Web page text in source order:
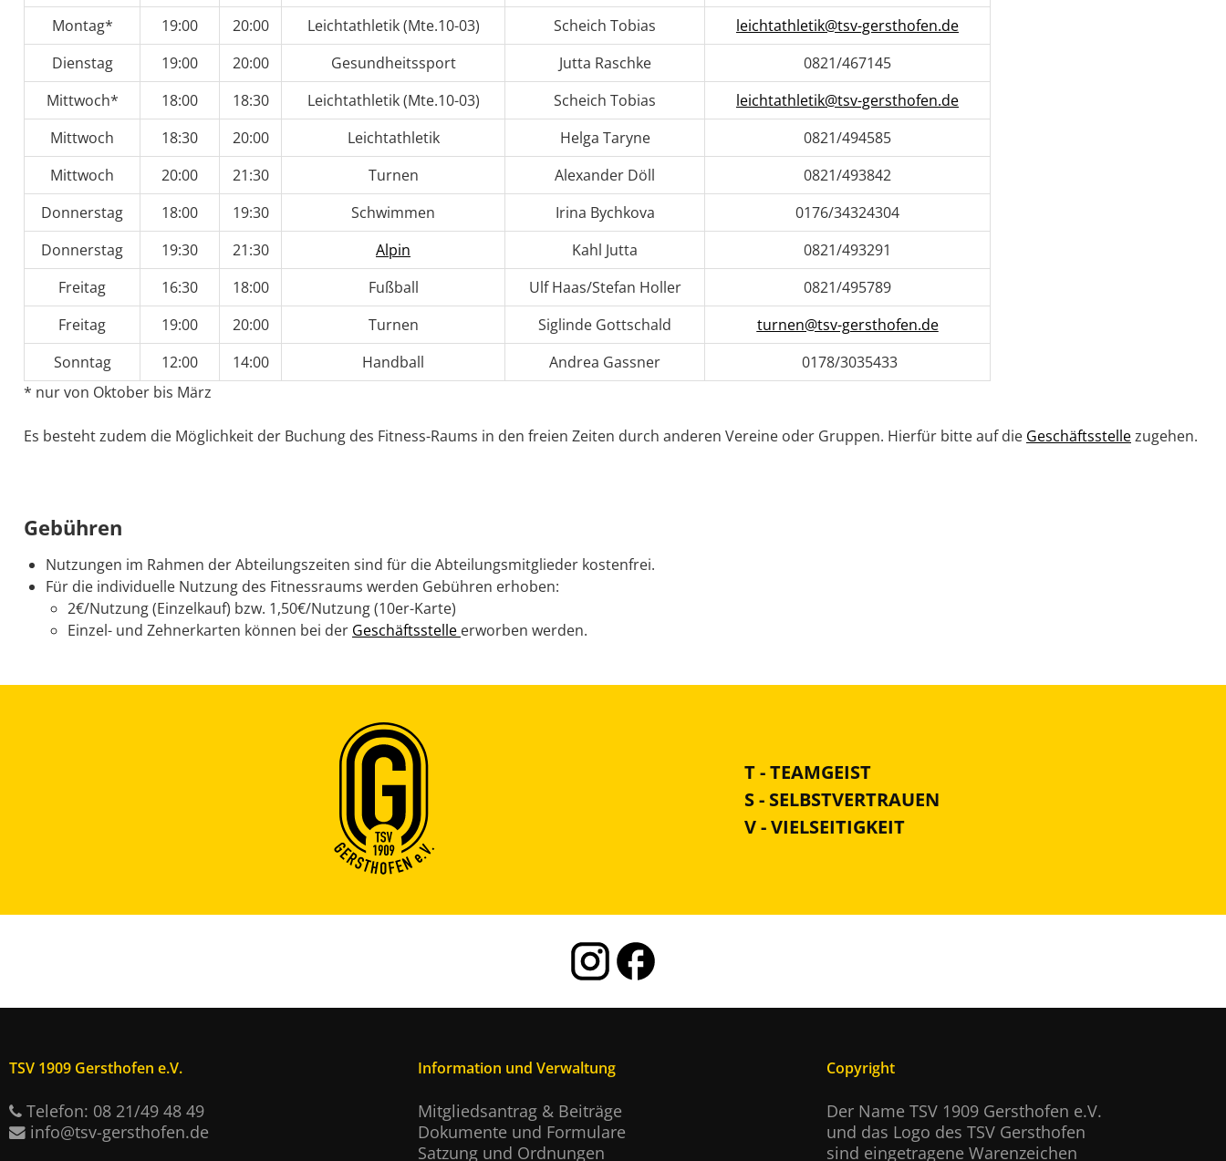
Montag*
19:00 20:00 Leichtathletik (Mte.10-03) Scheich Tobias
leichtathletik@tsv-gersthofen.de
Dienstag
19:00 20:00 Gesundheitssport Jutta Raschke
0821/467145
Mittwoch*
18:00 18:30 Leichtathletik (Mte.10-03) Scheich Tobias
leichtathletik@tsv-gersthofen.de
Mittwoch
18:30 20:00 Leichtathletik Helga Taryne
0821/494585
Mittwoch
20:00 21:30 Turnen Alexander Döll
0821/493842
Donnerstag
18:00 19:30 Schwimmen Irina Bychkova
0176/34324304
Donnerstag
19:30 21:30 Alpin Kahl Jutta
0821/493291
Freitag
16:30 18:00 Fußball Ulf Haas/Stefan Holler
0821/495789
Freitag
19:00 20:00 Turnen Siglinde Gottschald
turnen@tsv-gersthofen.de
Sonntag
12:00 14:00 Handball Andrea Gassner
0178/3035433
* nur von Oktober bis März
Es besteht zudem die Möglichkeit der Buchung des Fitness-Raums in den freien Zeiten durch anderen Vereine oder Gruppen. Hierfür bitte auf die Geschäftsstellezugehen.
Gebühren
Nutzungen im Rahmen der Abteilungszeiten sind für die Abteilungsmitglieder kostenfrei.
Für die individuelle Nutzung des Fitnessraums werden Gebühren erhoben:
2€/Nutzung (Einzelkauf) bzw. 1,50€/Nutzung (10er-Karte)
Einzel- und Zehnerkarten können bei der Geschäftsstelle erworben werden.
T - TEAMGEIST
S - SELBSTVERTRAUEN
V - VIELSEITIGKEIT
TSV 1909 Gersthofen e.V.
Telefon: 08 21/49 48 49
info@tsv-gersthofen.de
Information und Verwaltung
Mitgliedsantrag & Beiträge
Dokumente und Formulare
Satzung und Ordnungen
Copyright
Der Name TSV 1909 Gersthofen e.V.
und das Logo des TSV Gersthofen
sind eingetragene Warenzeichen